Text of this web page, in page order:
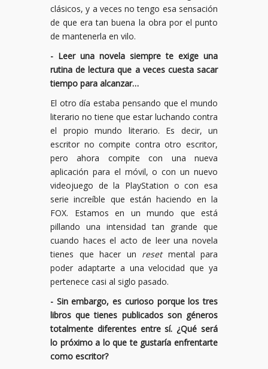
clásicos, y a veces no tengo esa sensación
de que era tan buena la obra por el punto
de mantenerla en vilo.
- Leer una novela siempre te exige una
rutina de lectura que a veces cuesta sacar
tiempo para alcanzar…
El otro día estaba pensando que el mundo
literario no tiene que estar luchando contra
el propio mundo literario. Es decir, un
escritor no compite contra otro escritor,
pero ahora compite con una nueva
aplicación para el móvil, o con un nuevo
videojuego de la PlayStation o con esa
serie increíble que están haciendo en la
FOX. Estamos en un mundo que está
pillando una intensidad tan grande que
cuando haces el acto de leer una novela
tienes que hacer un resetmental para
poder adaptarte a una velocidad que ya
pertenece casi al siglo pasado.
- Sin embargo, es curioso porque los tres
libros que tienes publicados son géneros
totalmente diferentes entre sí. ¿Qué será
lo próximo a lo que te gustaría enfrentarte
como escritor?